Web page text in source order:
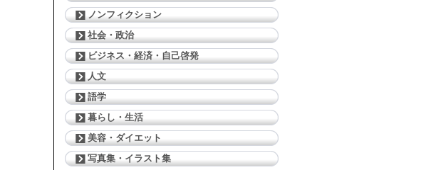
ノンフィクション
社会・政治
ビジネス・経済・自己啓発
人文
語学
暮らし・生活
美容・ダイエット
写真集・イラスト集